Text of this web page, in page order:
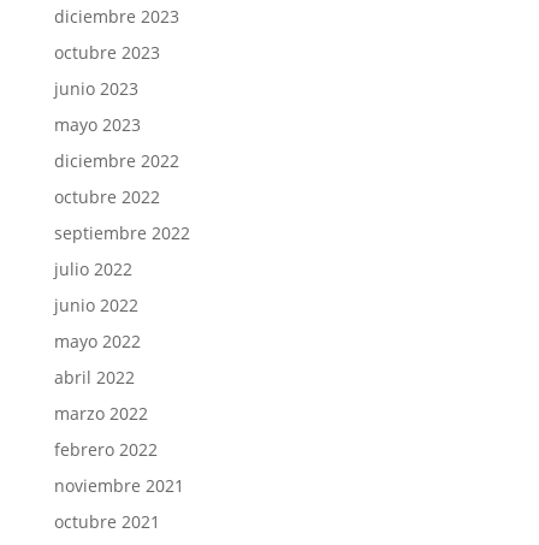
diciembre 2023
octubre 2023
junio 2023
mayo 2023
diciembre 2022
octubre 2022
septiembre 2022
julio 2022
junio 2022
mayo 2022
abril 2022
marzo 2022
febrero 2022
noviembre 2021
octubre 2021